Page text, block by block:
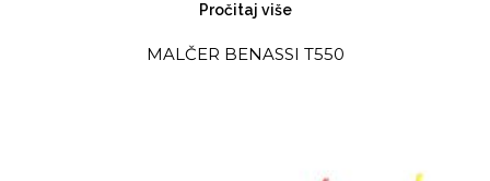
Pročitaj više
MALČER BENASSI T550